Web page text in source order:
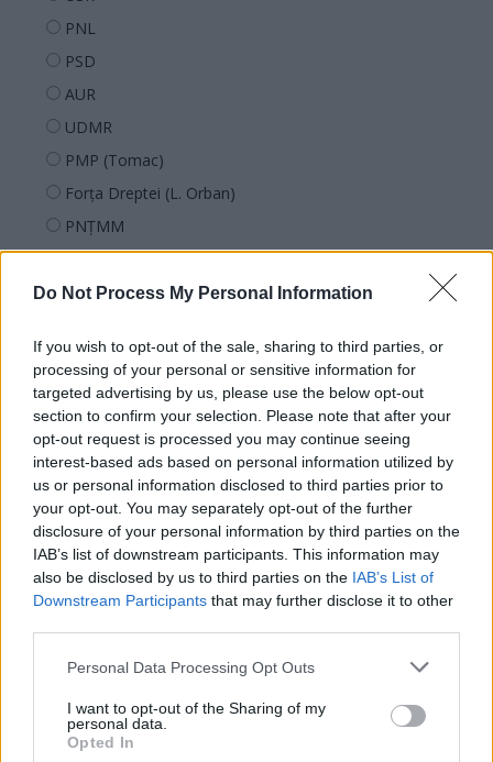
Do Not Process My Personal Information
If you wish to opt-out of the sale, sharing to third parties, or
processing of your personal or sensitive information for
targeted advertising by us, please use the below opt-out
section to confirm your selection. Please note that after your
opt-out request is processed you may continue seeing
interest-based ads based on personal information utilized by
us or personal information disclosed to third parties prior to
your opt-out. You may separately opt-out of the further
disclosure of your personal information by third parties on the
IAB’s list of downstream participants. This information may
also be disclosed by us to third parties on the IAB’s List of
Downstream Participants that may further disclose it to other
Personal Data Processing Opt Outs
I want to opt-out of the Sharing of my
personal data.
Opted In
PNL
PSD
AUR
UDMR
PMP (Tomac)
Forța Dreptei (L. Orban)
PNȚMM
REPER
SENS
POT (Gavrilă)
PACE (Peia)
Acțiunea Conservatoare (Târziu)
PDF (Lazarus)
PUSL (D. Voiculescu)
PNȚCD (Pavelescu)
PNCR (Terheș)
Partidul Patrioților (Surugiu)